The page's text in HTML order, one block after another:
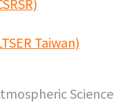
Taiwan)
Science